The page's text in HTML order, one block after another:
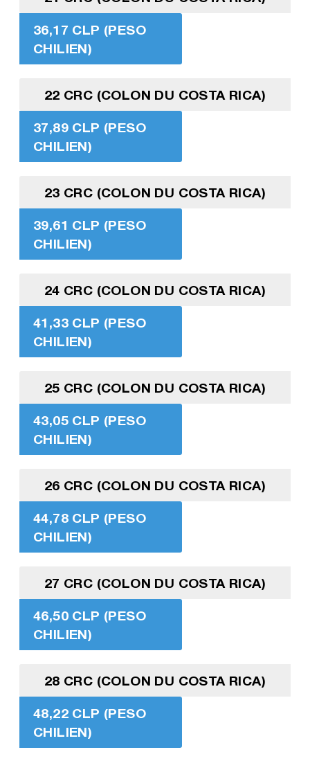
36,17 CLP (PESO
CHILIEN)
22 CRC (COLON DU COSTA RICA)
37,89 CLP (PESO
CHILIEN)
23 CRC (COLON DU COSTA RICA)
39,61 CLP (PESO
CHILIEN)
24 CRC (COLON DU COSTA RICA)
41,33 CLP (PESO
CHILIEN)
25 CRC (COLON DU COSTA RICA)
43,05 CLP (PESO
CHILIEN)
26 CRC (COLON DU COSTA RICA)
44,78 CLP (PESO
CHILIEN)
27 CRC (COLON DU COSTA RICA)
46,50 CLP (PESO
CHILIEN)
28 CRC (COLON DU COSTA RICA)
48,22 CLP (PESO
CHILIEN)